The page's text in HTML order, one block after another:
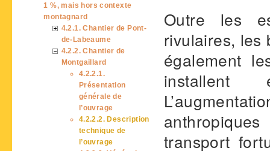
Outre les
rivulaires, les
également
installent
transport
1 %, mais hors contexte
montagnard
4.2.1. Chantier de Pont-
de-Labeaume
4.2.2. Chantier de
Montgaillard
4.2.2.1.
Présentation
générale de
l’ouvrage
4.2.2.2. Description
technique de
l’ouvrage